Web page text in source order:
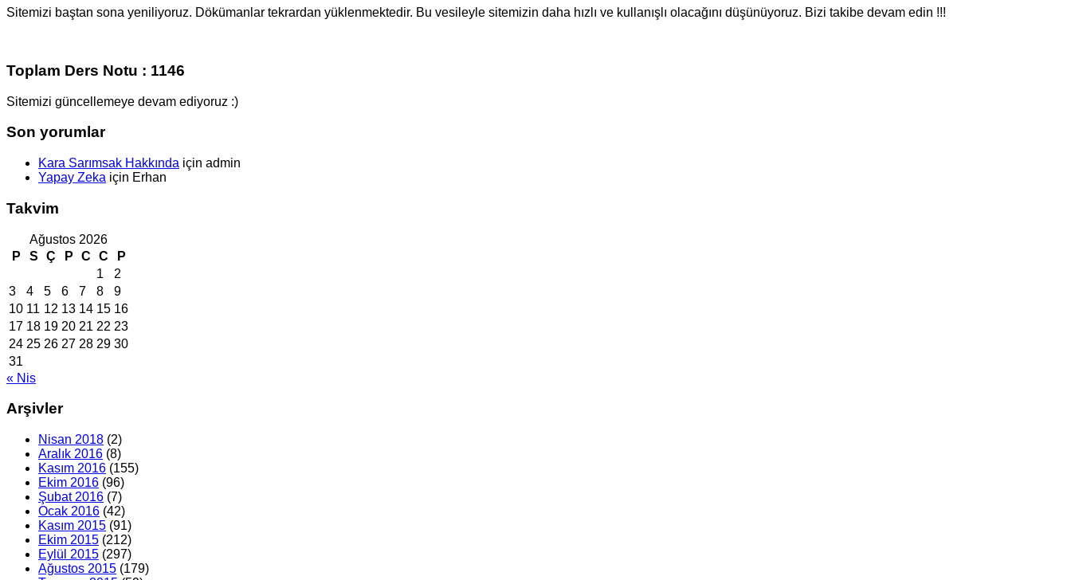
Sitemizi baştan sona yeniliyoruz. Dökümanlar tekrardan yüklenmektedir. Bu vesileyle sitemizin daha hızlı ve kullanışlı olacağını düşünüyoruz. Bizi takibe devam edin !!!
Toplam Ders Notu : 1146
Sitemizi güncellemeye devam ediyoruz :)
Son yorumlar
Kara Sarımsak Hakkında için admin
Yapay Zeka için Erhan
Takvim
Ağustos 2026
P
S Ç P C C
P
1
2
3
4 5 6 7 8
9
10 11 12 13 14 15 16
17 18 19 20 21 22 23
24 25 26 27 28 29 30
31
« Nis
Arşivler
Nisan 2018 (2)
Aralık 2016 (8)
Kasım 2016 (155)
Ekim 2016 (96)
Şubat 2016 (7)
Ocak 2016 (42)
Kasım 2015 (91)
Ekim 2015 (212)
Eylül 2015 (297)
Ağustos 2015 (179)